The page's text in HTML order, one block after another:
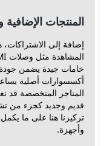
المنتجات
إضافة إلى
خامات جيدة يضمن
أكسسوارات أصلية
المتاجر المتخصصة
قديم وجديد كجزء من
تركيزنا هنا على ما
وأجهزة.